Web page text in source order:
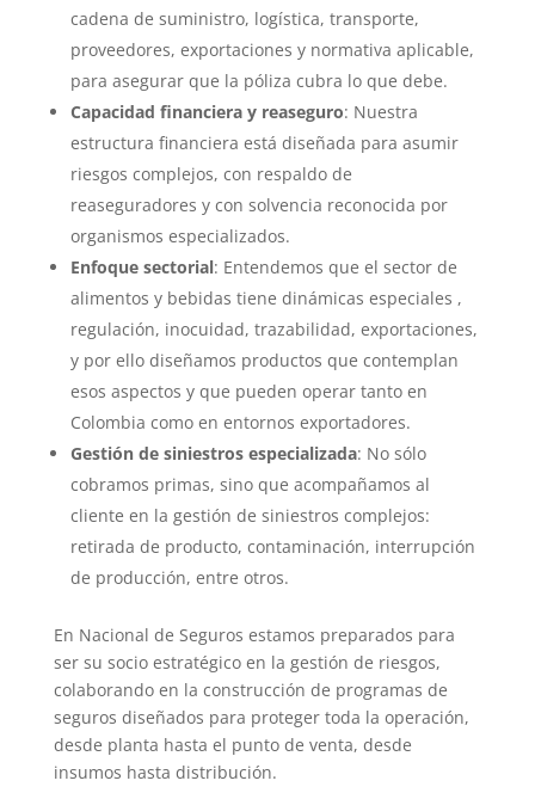
cadena de suministro, logística, transporte,
proveedores, exportaciones y normativa aplicable,
para asegurar que la póliza cubra lo que debe.
Capacidad financierayreaseguro: Nuestra
estructura financiera está diseñada para asumir
riesgos complejos, con respaldo de
reaseguradores y con solvencia reconocida por
organismos especializados.
Enfoque sectorial: Entendemos que el sector de
alimentos y bebidas tiene dinámicas especiales ,
regulación, inocuidad, trazabilidad, exportaciones,
y por ello diseñamos productos que contemplan
esos aspectos y que pueden operar tanto en
Colombia como en entornos exportadores.
Gestión de siniestros especializada: No sólo
cobramos primas, sino que acompañamos al
cliente en la gestión de siniestros complejos:
retirada de producto, contaminación, interrupción
de producción, entre otros.
En Nacional de Seguros estamos preparados para
ser su socio estratégico en la gestión de riesgos,
colaborando en la construcción de programas de
seguros diseñados para proteger toda la operación,
desde planta hasta el punto de venta, desde
insumos hasta distribución.